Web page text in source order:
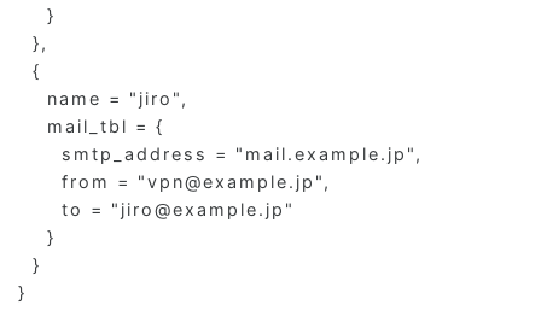
    }
  },
  {
    name = "jiro",
    mail_tbl = {
      smtp_address = "mail.example.jp",
      from = "vpn@example.jp",
      to = "jiro@example.jp"
    }
  }
}